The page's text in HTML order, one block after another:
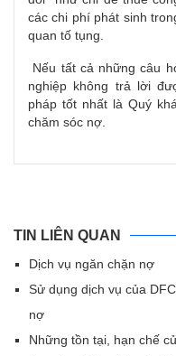
các chi phí phát sinh
quan tố tụng.
Nếu tất cả những câu
nghiệp không trả lời
pháp tốt nhất là Quý
chăm sóc nợ.
TIN LIÊN QUAN
Dịch vụ ngăn chặn nợ
Sử dụng dịch vụ của
nợ
Những tồn tại, hạn chế